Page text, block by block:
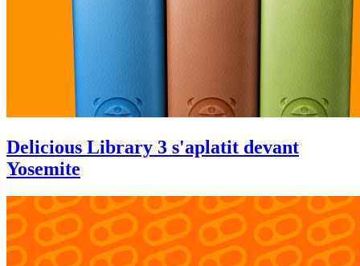
Delicious Library 3 s'aplatit devant
Yosemite